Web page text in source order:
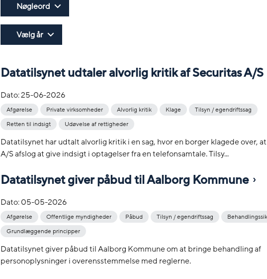
Nøgleord
Vælg år
Datatilsynet udtaler alvorlig kritik af Securitas A/S
Dato:25-06-2026
Afgørelse Private virksomheder Alvorlig kritik Klage
Tilsyn / egendriftssag
Retten til indsigt
Udøvelse af rettigheder
Datatilsynet har udtalt alvorlig kritik i en sag, hvor en borger klagede over,
A/S afslog at give indsigt i optagelser fra en telefonsamtale. Tilsy...
Datatilsynet giver påbud til Aalborg Kommune
Dato:05-05-2026
Afgørelse Offentlige myndigheder Påbud Tilsyn / egendriftssag
Grundlæggende principper
Datatilsynet giver påbud til Aalborg Kommune om at bringe behandling af
personoplysninger i overensstemmelse med reglerne.